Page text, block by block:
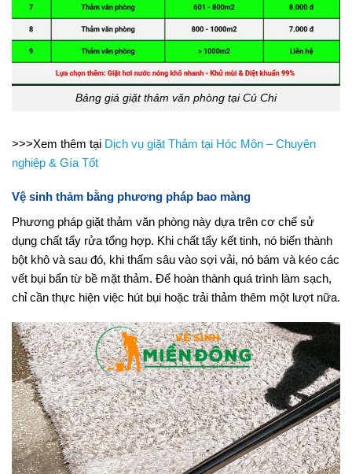
Bảng giá giặt thảm văn phòng tại Củ Chi
>>>Xem thêm tại Dịch vụ giặt Thảm tại Hóc Môn – Chuyên
nghiệp & Gía Tốt
Vệ sinh thảm bằng phương pháp bao màng
Phương pháp giặt thảm văn phòng này dựa trên cơ chế sử
dụng chất tẩy rửa tổng hợp. Khi chất tẩy kết tinh, nó biến thành
bột khô và sau đó, khi thấm sâu vào sợi vải, nó bám và kéo các
vết bụi bẩn từ bề mặt thảm. Để hoàn thành quá trình làm sạch,
chỉ cần thực hiện việc hút bụi hoặc trải thảm thêm một lượt nữa.